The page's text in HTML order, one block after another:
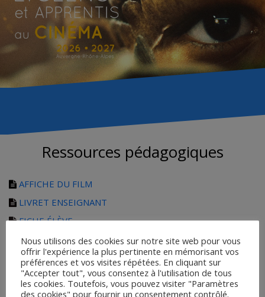
Ressources pédagogiques
AFFICHE DU FILM
LIVRET ENSEIGNANT
FICHE ÉLÈVE
fiche de présentation Chihiro
Par Claire Avit, formatrice de l’académie de Clermont-
Ferrand :
MIYAZAKI ET LES MÉTAMORPHOSES
Nous utilisons des cookies sur notre site web pour vous
offrir l'expérience la plus pertinente en mémorisant vos
préférences et vos visites répétées. En cliquant sur
"Accepter tout", vous consentez à l'utilisation de tous
les cookies. Toutefois, vous pouvez visiter "Paramètres
des cookies" pour fournir un consentement contrôlé.